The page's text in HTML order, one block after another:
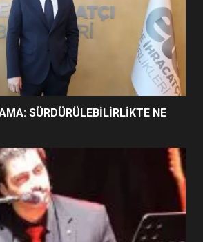
BELEDİYESPOR’DA
YENİ YÖNETİM NASIL
ŞEKİLLENDİ?
SÜRDÜRÜLEBİLİRLİKTE NE